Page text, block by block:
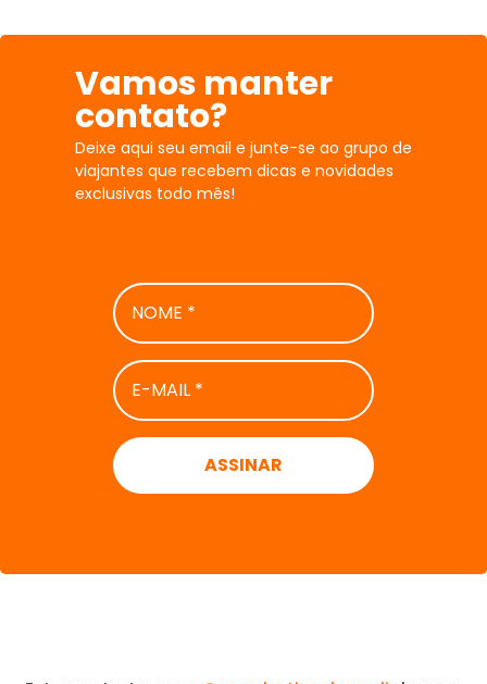
Vamos manter
contato?
Deixe aqui seu email e junte-se ao grupo de
viajantes que recebem dicas e novidades
exclusivas todo mês!
NOME
*
E-
MAIL
*